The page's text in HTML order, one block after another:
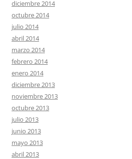
diciembre 2014
octubre 2014
julio 2014
abril 2014
marzo 2014
febrero 2014
enero 2014
diciembre 2013
noviembre 2013
octubre 2013
julio 2013
junio 2013
mayo 2013
abril 2013